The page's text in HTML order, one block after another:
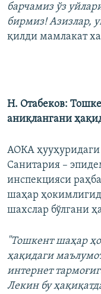
барчамиз ўз
бирмиз! Азизлар,
қилди мамлакат
Н. Отабеков:
аниқлангани
АОКА ҳууҳуридаги
Санитария –
инспекцияси
шаҳар
шахслар бўлгани
"Тошкент шаҳар
ҳақидаги
интернет
Лекин бу